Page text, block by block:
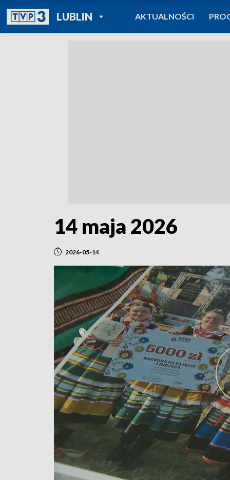
LUBLINPOWRÓT DO
TVP REGIONY
AKTUALNOŚCI
14 maja 2026
2026-05-14